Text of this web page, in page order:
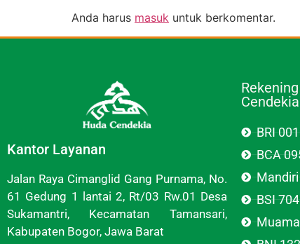
Anda harus masuk untuk berkomentar.
Kantor Layanan
Jalan Raya Cimanglid Gang Purnama, No.
61 Gedung 1 lantai 2, Rt/03 Rw.01 Desa
Sukamantri, Kecamatan Tamansari,
Kabupaten Bogor, Jawa Barat
Cendekia
BRI
BCA
BSI